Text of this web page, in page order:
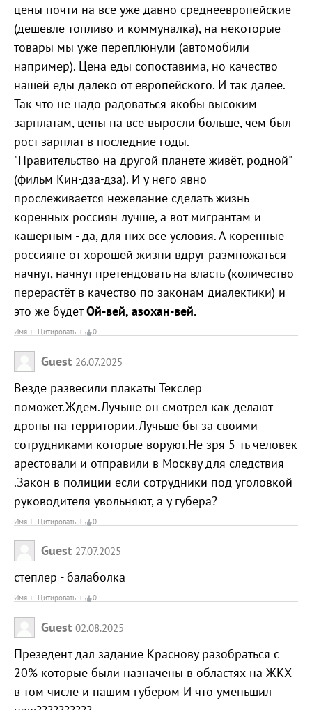
цены почти на всё уже давно среднеевропейские
(дешевле топливо и коммуналка), на некоторые
товары мы уже переплюнули (автомобили
например). Цена еды сопоставима, но качество
нашей еды далеко от европейского. И так далее.
Так что не надо радоваться якобы высоким
зарплатам, цены на всё выросли больше, чем был
рост зарплат в последние годы.
"Правительство на другой планете живёт, родной"
(фильм Кин-дза-дза). И у него явно
прослеживается нежелание сделать жизнь
коренных россиян лучше, а вот мигрантам и
кашерным - да, для них все условия. А коренные
россияне от хорошей жизни вдруг размножаться
начнут, начнут претендовать на власть (количество
перерастёт в качество по законам диалектики) и
это же будетОй-вей, азохан-вей.
Имя Цитировать 0
Guest 26.07.2025
Везде развесили плакаты Текслер
поможет.Ждем.Лучьше он смотрел как делают
дроны на территории.Лучьше бы за своими
сотрудниками которые воруют.Не зря 5-ть человек
арестовали и отправили в Москву для следствия
.Закон в полиции если сотрудники под уголовкой
руководителя увольняют, а у губера?
Имя Цитировать 0
Guest 27.07.2025
степлер - балаболка
Имя Цитировать 0
Guest 02.08.2025
Презедент дал задание Краснову разобраться с
20% которые были назначены в областях на ЖКХ
в том числе и нашим губером И что уменьшил